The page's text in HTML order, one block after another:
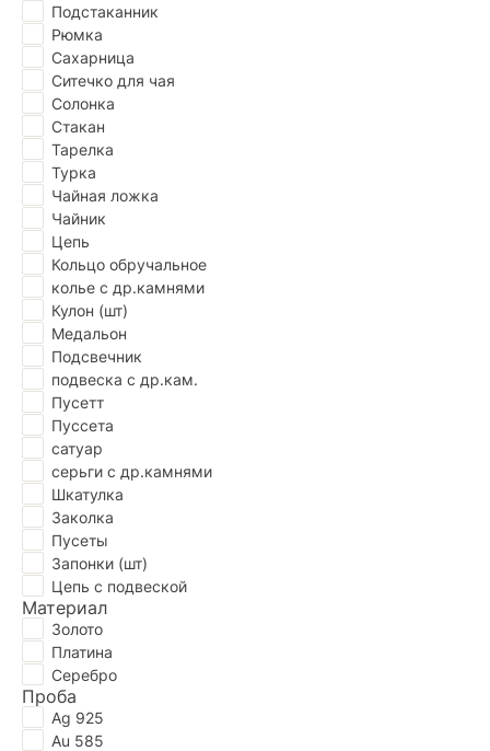
Подстаканник
Рюмка
Сахарница
Ситечко для чая
Солонка
Стакан
Тарелка
Турка
Чайная ложка
Чайник
Цепь
Кольцо обручальное
колье с др.камнями
Кулон (шт)
Медальон
Подсвечник
подвеска с др.кам.
Пусетт
Пуссета
сатуар
серьги с др.камнями
Шкатулка
Заколка
Пусеты
Запонки (шт)
Цепь с подвеской
Материал
Золото
Платина
Серебро
Проба
Ag 925
Au 585